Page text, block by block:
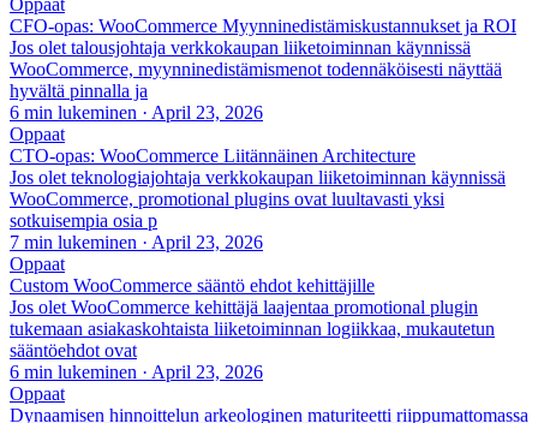
CFO-opas: WooCommerce Myynninedistämiskustannukset ja ROI
Jos olet talousjohtaja verkkokaupan liiketoiminnan käynnissä
WooCommerce, myynninedistämismenot todennäköisesti näyttää
hyvältä pinnalla ja
6 min lukeminen · April 23, 2026
Oppaat
CTO-opas: WooCommerce Liitännäinen Architecture
Jos olet teknologiajohtaja verkkokaupan liiketoiminnan käynnissä
WooCommerce, promotional plugins ovat luultavasti yksi
sotkuisempia osia p
7 min lukeminen · April 23, 2026
Oppaat
Custom WooCommerce sääntö ehdot kehittäjille
Jos olet WooCommerce kehittäjä laajentaa promotional plugin
tukemaan asiakaskohtaista liiketoiminnan logiikkaa, mukautetun
sääntöehdot ovat
6 min lukeminen · April 23, 2026
Oppaat
Dynaamisen hinnoittelun arkeologinen maturiteetti riippumattomassa